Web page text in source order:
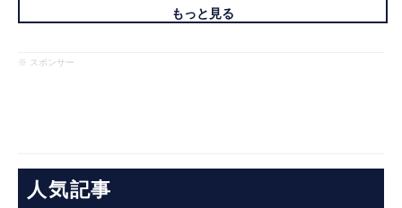
もっと見る
※ スポンサー
人気記事